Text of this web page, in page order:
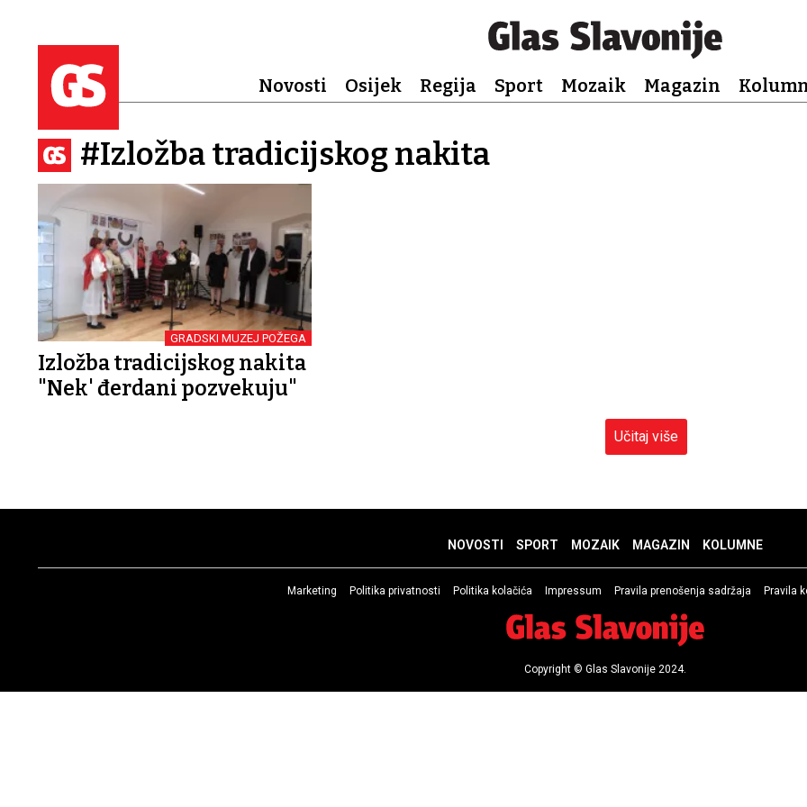
Novosti Osijek Regija Sport Mozaik Magazin
#Izložba tradicijskog nakita
GRADSKI MUZEJ POŽEGA
Izložba tradicijskog nakita
"Nek' đerdani pozvekuju"
Učitaj više
NOVOSTI SPORT MOZAIK MAGAZIN KOLUMNE
Marketing Politika privatnosti Politika kolačića Impressum Pravila prenošenja sadržaja Pravila
Copyright © Glas Slavonije 2024.